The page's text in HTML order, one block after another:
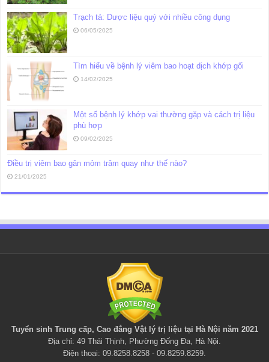
Trạch tả: Dược liệu quý với nhiều công dụng
06/05/2025
Tìm hiểu về bệnh lý viêm bao hoạt dịch khớp gối
14/02/2025
Một số bệnh lý khớp vai thường gặp và cách trị liệu
phù hợp
09/02/2025
Điều trị viêm bao gân mỏm trâm quay như thế nào?
21/01/2025
Tuyển sinh Trung cấp, Cao đẳng Vật lý trị liệu tại Hà Nội năm 2021
Địa chỉ: 49 Thái Thịnh, Phường Đống Đa, Hà Nội.
Điện thoại: 09.8258.8258 - 09.8259.8259.